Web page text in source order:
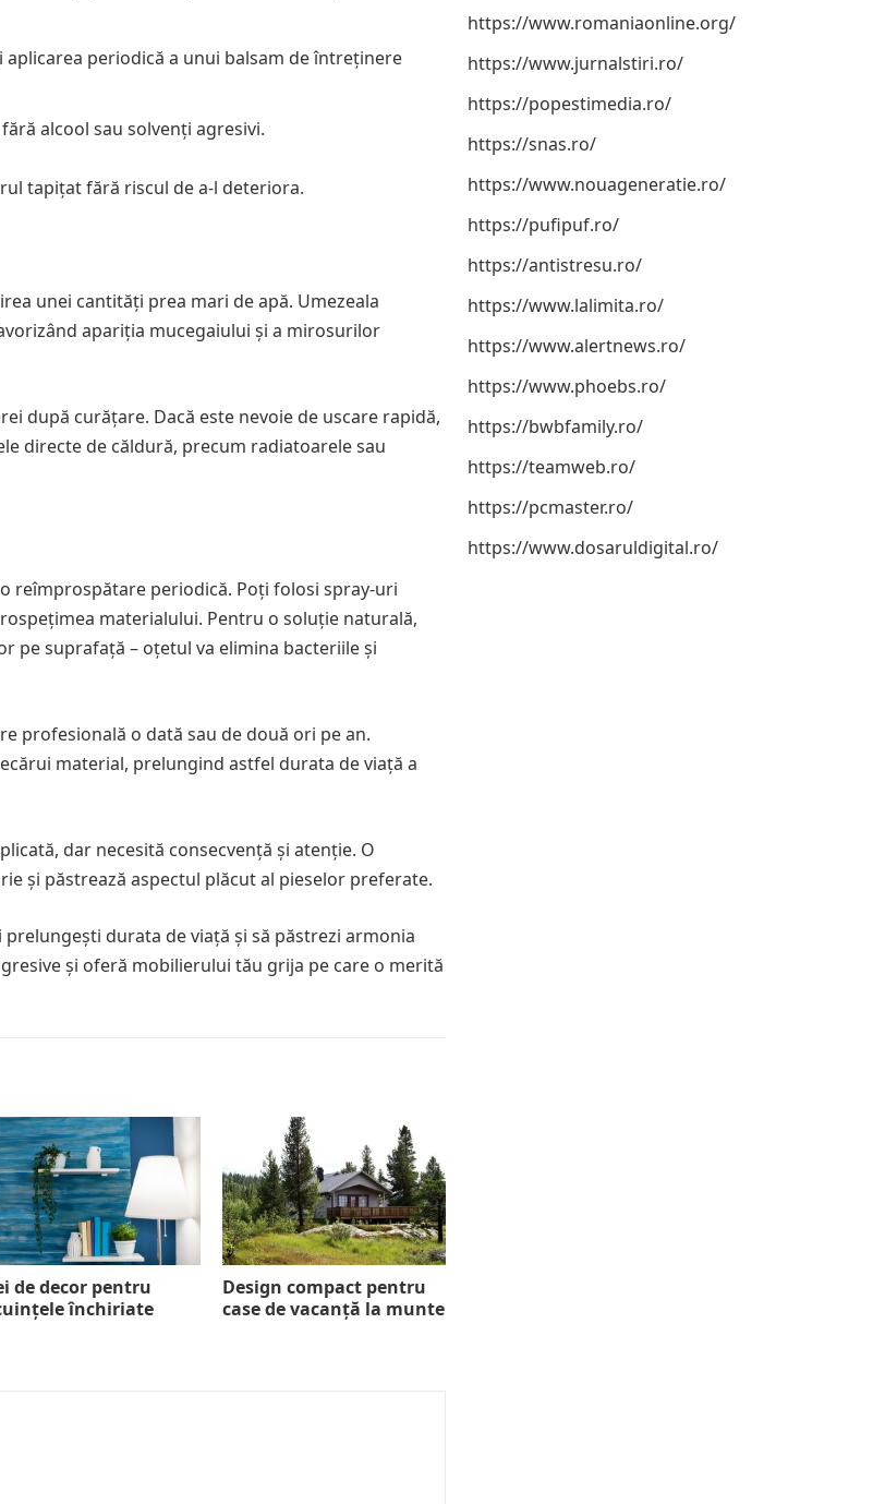
periodică a unui balsam de întreținere
alcool sau solvenți agresivi.
tapițat fără riscul de a-l deteriora.
unei cantități prea mari de apă. Umezeala
apariția mucegaiului și a mirosurilor
după curățare. Dacă este nevoie de uscare rapidă,
directe de căldură, precum radiatoarele sau
reîmprospătare periodică. Poți folosi spray-uri
materialului. Pentru o soluție naturală,
pe suprafață – oțetul va elimina bacteriile și
profesională o dată sau de două ori pe an.
material, prelungind astfel durata de viață a
dar necesită consecvență și atenție. O
și păstrează aspectul plăcut al pieselor preferate.
durata de viață și să păstrezi armonia
și oferă mobilierului tău grija pe care o merită
de decor pentru
închiriate
Design compact pentru
case de vacanță la munte
https://www.romaniaonline.org/
https://www.jurnalstiri.ro/
https://popestimedia.ro/
https://snas.ro/
https://www.nouageneratie.ro/
https://pufipuf.ro/
https://antistresu.ro/
https://www.lalimita.ro/
https://www.alertnews.ro/
https://www.phoebs.ro/
https://bwbfamily.ro/
https://teamweb.ro/
https://pcmaster.ro/
https://www.dosaruldigital.ro/